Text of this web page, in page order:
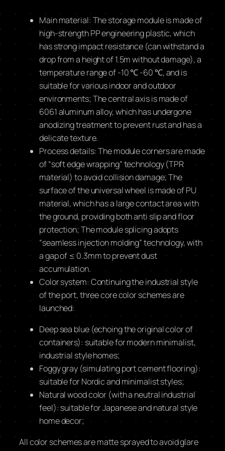
Main material: The storage module is made of
high-strength PP engineering plastic, which
has strong impact resistance (can withstand a
drop from a height of 1.5m without damage), a
temperature range of -10 ℃ -60 ℃, and is
suitable for various indoor and outdoor
environments; The central axis is made of
6061 aluminum alloy, which has undergone
anodizing treatment to prevent rust and has a
delicate texture.
Process details: The module corners are made
of “soft edge wrapping” technology (TPR
material) to avoid collision damage; The
surface of the universal wheel is made of PU
material, which has a large contact area with
the ground, providing both anti slip and floor
protection; The module splicing adopts
“seamless injection molding” technology, with
a gap of ≤ 0.3mm to prevent dust
accumulation.
Color system: Continuing the industrial style
of the port, three core color schemes are
launched:
Deep sea blue (echoing the original color of
containers): suitable for modern minimalist,
industrial style homes;
Foggy gray (simulating port cement flooring):
suitable for Nordic and minimalist styles;
Natural wood color (with a neutral industrial
feel): suitable for Japanese and natural style
home decor;
All color schemes are matte sprayed to avoid glare